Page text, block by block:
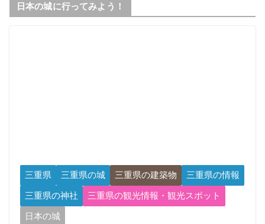
日本の城に行ってみよう！
三重県 三重県の城 三重県の建築物
三重県の情報
三重県の神社
三重県の観光情報・観光スポット
日本の城